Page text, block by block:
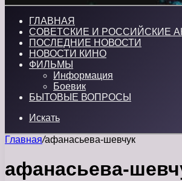
ГЛАВНАЯ
СОВЕТСКИЕ И РОССИЙСКИЕ
ПОСЛЕДНИЕ НОВОСТИ
НОВОСТИ КИНО
ФИЛЬМЫ
Информация
Боевик
БЫТОВЫЕ ВОПРОСЫ
Искать
Главная/афанасьева-шевчук
афанасьева-